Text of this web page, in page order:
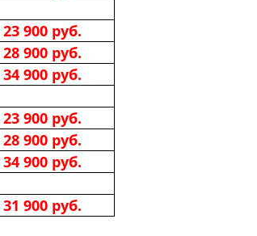
23 900 руб.
28 900 руб.
34 900 руб.
23 900 руб.
28 900 руб.
34 900 руб.
31 900 руб.